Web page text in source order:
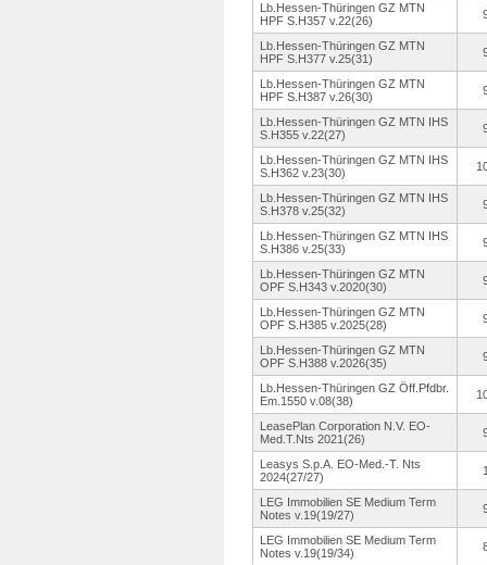
Lb.Hessen-Thüringen GZ MTN
HPF S.H357 v.22(26)
Lb.Hessen-Thüringen GZ MTN
HPF S.H377 v.25(31)
Lb.Hessen-Thüringen GZ MTN
HPF S.H387 v.26(30)
Lb.Hessen-Thüringen GZ MTN IHS
S.H355 v.22(27)
Lb.Hessen-Thüringen GZ MTN IHS
S.H362 v.23(30)
Lb.Hessen-Thüringen GZ MTN IHS
S.H378 v.25(32)
Lb.Hessen-Thüringen GZ MTN IHS
S.H386 v.25(33)
Lb.Hessen-Thüringen GZ MTN
OPF S.H343 v.2020(30)
Lb.Hessen-Thüringen GZ MTN
OPF S.H385 v.2025(28)
Lb.Hessen-Thüringen GZ MTN
OPF S.H388 v.2026(35)
Lb.Hessen-Thüringen GZ Öff.Pfdbr.
Em.1550 v.08(38)
LeasePlan Corporation N.V. EO-
Med.T.Nts 2021(26)
Leasys S.p.A. EO-Med.-T. Nts
2024(27/27)
LEG Immobilien SE Medium Term
Notes v.19(19/27)
LEG Immobilien SE Medium Term
Notes v.19(19/34)